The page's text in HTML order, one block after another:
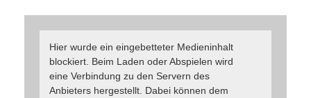
Hier wurde ein eingebetteter Medieninhalt
blockiert. Beim Laden oder Abspielen wird
eine Verbindung zu den Servern des
Anbieters hergestellt. Dabei können dem